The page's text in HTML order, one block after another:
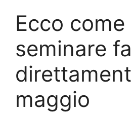
Ecco come
seminare
maggio